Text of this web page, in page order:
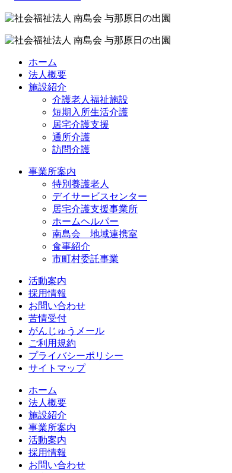
ホーム
法人概要
施設紹介
介護老人福祉施設
短期入所生活介護
居宅介護支援
通所介護
訪問介護
事業所案内
特別養護老人
デイサービスセンター
居宅介護支援事業所
ホームヘルパー
南島会 地域連携室
食事紹介
市町村委託事業
活動案内
採用情報
お問い合わせ
苦情受付
がんじゅうメール
ご利用規約
プライバシーポリシー
サイトマップ
ホーム
法人概要
施設紹介
事業所案内
活動案内
採用情報
お問い合わせ